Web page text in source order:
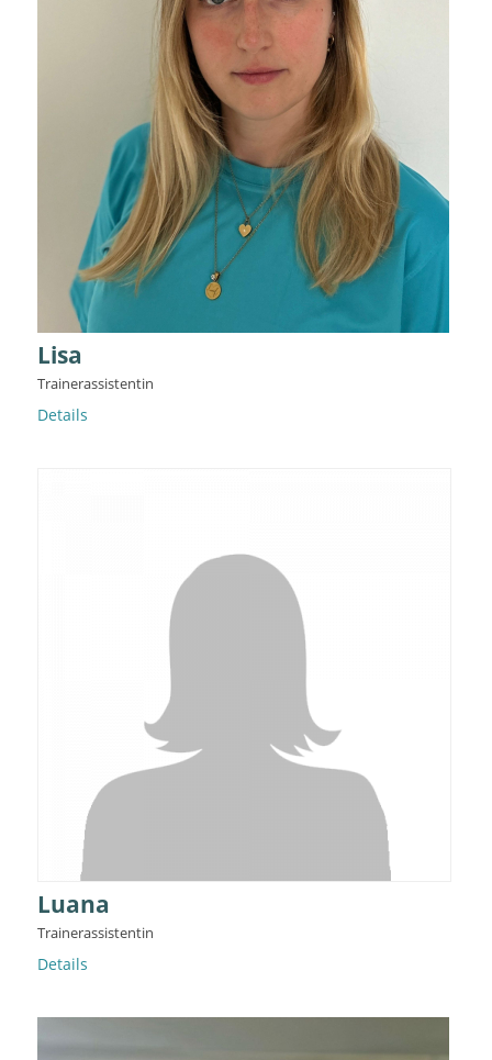
Lisa
Trainerassistentin
Details
Luana
Trainerassistentin
Details